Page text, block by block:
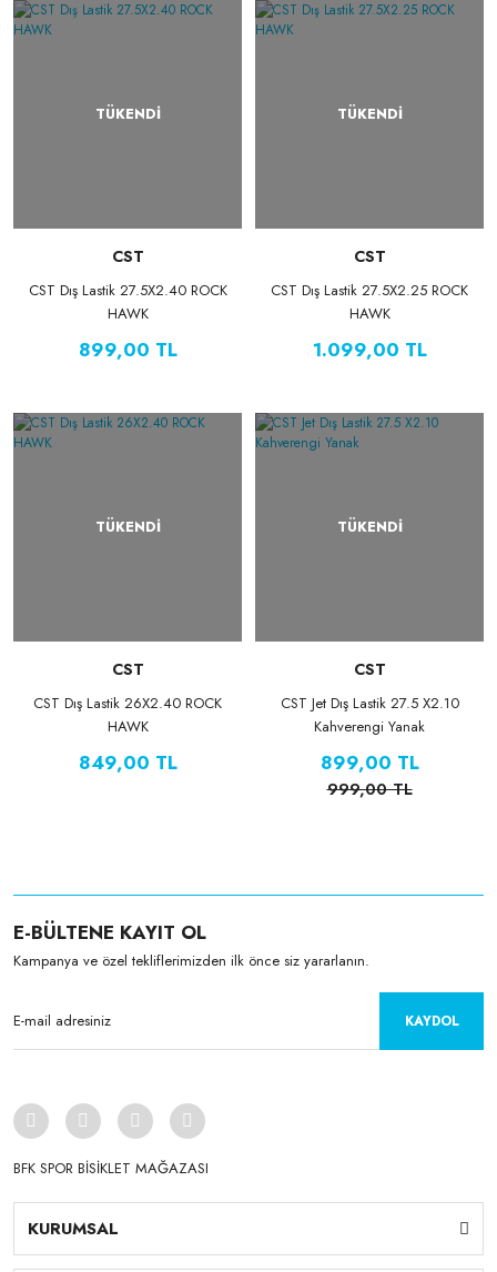
TÜKENDİ
CST
CST Dış Lastik 27.5X2.40 ROCK
HAWK
899,00 TL
TÜKENDİ
CST
CST Dış Lastik 27.5X2.25 ROCK
HAWK
1.099,00 TL
TÜKENDİ
CST
CST Dış Lastik 26X2.40 ROCK
HAWK
849,00 TL
TÜKENDİ
CST
CST Jet Dış Lastik 27.5 X2.10
Kahverengi Yanak
899,00 TL
999,00 TL
E-BÜLTENE KAYIT OL
Kampanya ve özel tekliflerimizden ilk önce siz yararlanın.
KAYDOL
BFK SPOR BİSİKLET MAĞAZASI
KURUMSAL